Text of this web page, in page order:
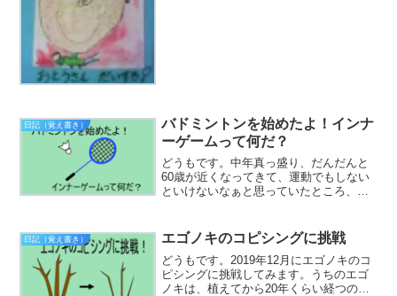
日記（覚え書き）
バドミントンを始めたよ！インナ
ーゲームって何だ？
どうもです。中年真っ盛り、だんだんと
60歳が近くなってきて、運動でもしない
といけないなぁと思っていたところ、バ
とは言っても、まだ、3回くらいしか行っ
ていないのですけど...
日記（覚え書き） エゴノキのコピシングに挑戦
どうもです。2019年12月にエゴノキのコ
ピシングに挑戦してみます。うちのエゴ
ノキは、植えてから20年くらい経つので